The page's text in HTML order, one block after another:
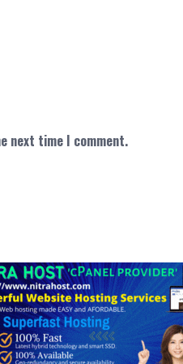
next time I comment.